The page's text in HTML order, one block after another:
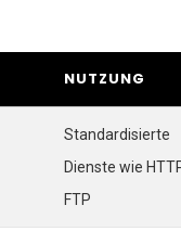
NUTZUNG
Standardisierte
Dienste wie
FTP